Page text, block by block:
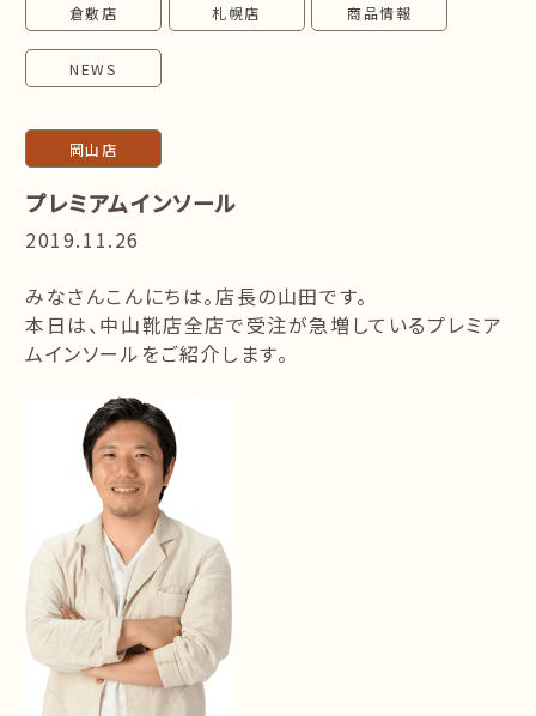
倉敷店 札幌店 商品情報
NEWS
岡山店
プレミアムインソール
2019.11.26
みなさんこんにちは。店長の山田です。
本日は、中山靴店全店で受注が急増しているプレミア
ムインソールをご紹介します。